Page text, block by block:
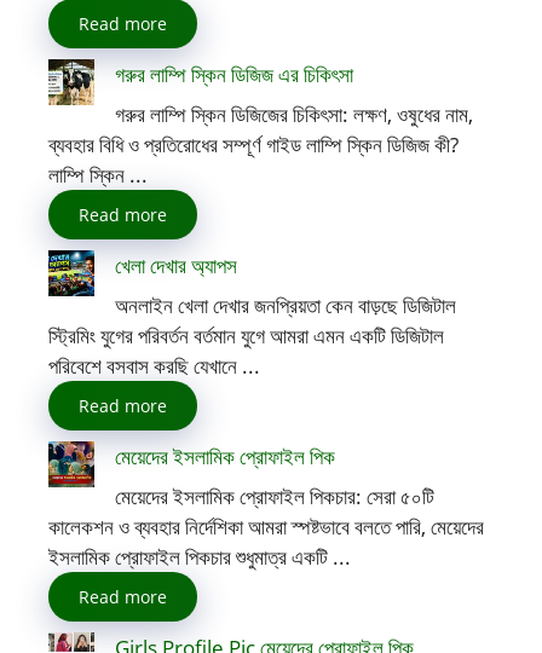
Read more
গরুর লাম্পি স্কিন ডিজিজ এর চিকিৎসা
গরুর লাম্পি স্কিন ডিজিজের চিকিৎসা: লক্ষণ, ওষুধের নাম,
ব্যবহার বিধি ও প্রতিরোধের সম্পূর্ণ গাইড লাম্পি স্কিন ডিজিজ কী?
লাম্পি স্কিন ...
Read more
খেলা দেখার অ্যাপস
অনলাইন খেলা দেখার জনপ্রিয়তা কেন বাড়ছে ডিজিটাল
স্ট্রিমিং যুগের পরিবর্তন বর্তমান যুগে আমরা এমন একটি ডিজিটাল
পরিবেশে বসবাস করছি যেখানে ...
Read more
মেয়েদের ইসলামিক প্রোফাইল পিক
মেয়েদের ইসলামিক প্রোফাইল পিকচার: সেরা ৫০টি
কালেকশন ও ব্যবহার নির্দেশিকা আমরা স্পষ্টভাবে বলতে পারি, মেয়েদের
ইসলামিক প্রোফাইল পিকচার শুধুমাত্র একটি ...
Read more